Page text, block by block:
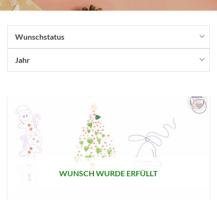
Wunschstatus
Jahr
AUF MEINE
MERKLISTE
SETZEN
WUNSCH WURDE ERFÜLLT